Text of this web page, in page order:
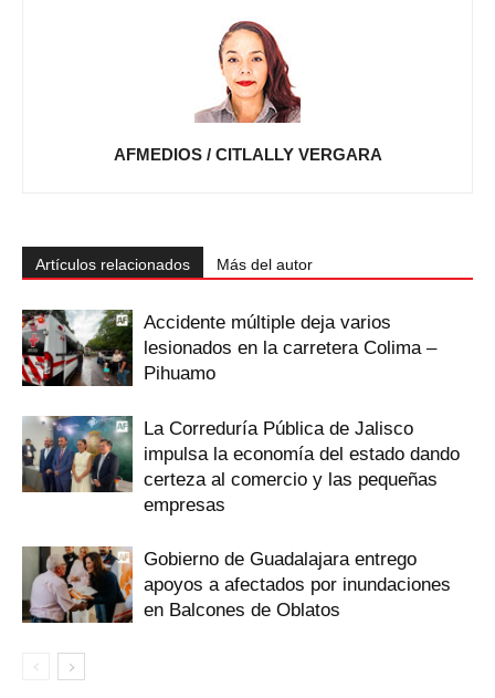
AFMEDIOS / CITLALLY VERGARA
Artículos relacionados Más del autor
Accidente múltiple deja varios
lesionados en la carretera Colima –
Pihuamo
La Correduría Pública de Jalisco
impulsa la economía del estado dando
certeza al comercio y las pequeñas
empresas
Gobierno de Guadalajara entrego
apoyos a afectados por inundaciones
en Balcones de Oblatos